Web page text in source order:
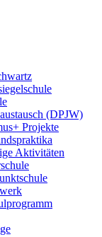
(DPJW)
Projekte
Aktivitäten